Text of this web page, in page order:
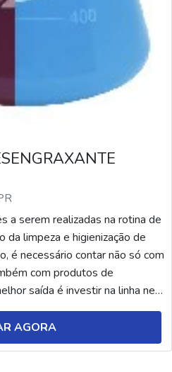
a serem realizadas na rotina de
da limpeza e higienização de
é necessário contar não só com
com produtos de
saída é investir na linha nev
A linha nev aquapan é
para a limpeza de peças,
diferencial...
AGORA